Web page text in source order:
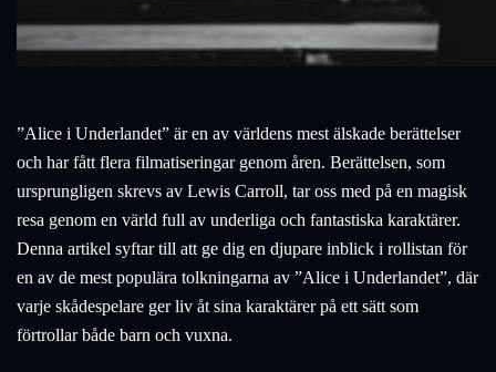
”Alice i Underlandet” är en av världens mest älskade berättelser
och har fått flera filmatiseringar genom åren. Berättelsen, som
ursprungligen skrevs av Lewis Carroll, tar oss med på en magisk
resa genom en värld full av underliga och fantastiska karaktärer.
Denna artikel syftar till att ge dig en djupare inblick i rollistan för
en av de mest populära tolkningarna av ”Alice i Underlandet”, där
varje skådespelare ger liv åt sina karaktärer på ett sätt som
förtrollar både barn och vuxna.